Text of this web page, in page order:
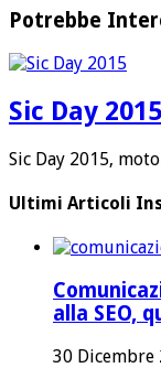
Potrebbe
Sic Day 2015
Sic Day 2015,
Ultimi Articoli
alla SEO,
30 Dicembre